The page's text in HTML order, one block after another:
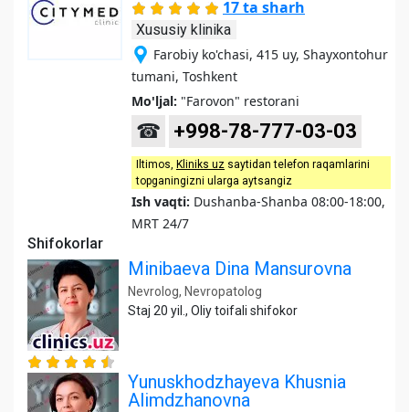
17 ta sharh
Xususiy klinika
Farobiy ko'chasi, 415 uy, Shayxontohur
tumani, Toshkent
Mo'ljal: "Farovon" restorani
☎ +998-78-777-03-03
Iltimos, Kliniks uz saytidan telefon raqamlarini
topganingizni ularga aytsangiz
Ish vaqti: Dushanba-Shanba 08:00-18:00,
MRT 24/7
Shifokorlar
Minibaeva Dina Mansurovna
Nevrolog, Nevropatolog
Staj 20 yil., Oliy toifali shifokor
Yunuskhodzhayeva Khusnia
Alimdzhanovna